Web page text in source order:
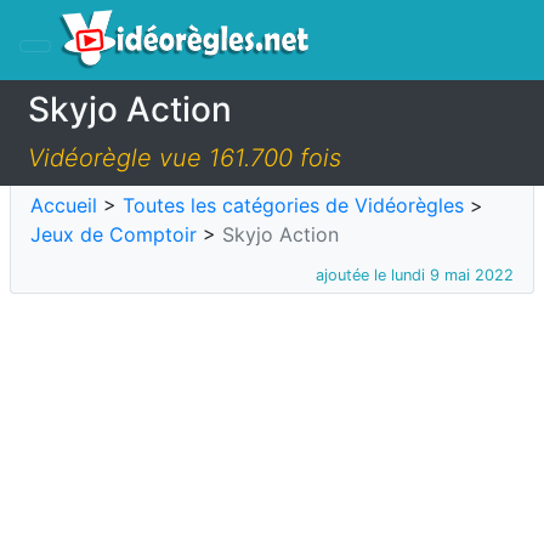
Skyjo Action
Vidéorègle vue 161.700 fois
Accueil > Toutes les catégories de Vidéorègles >
Jeux de Comptoir > Skyjo Action
ajoutée le lundi 9 mai 2022